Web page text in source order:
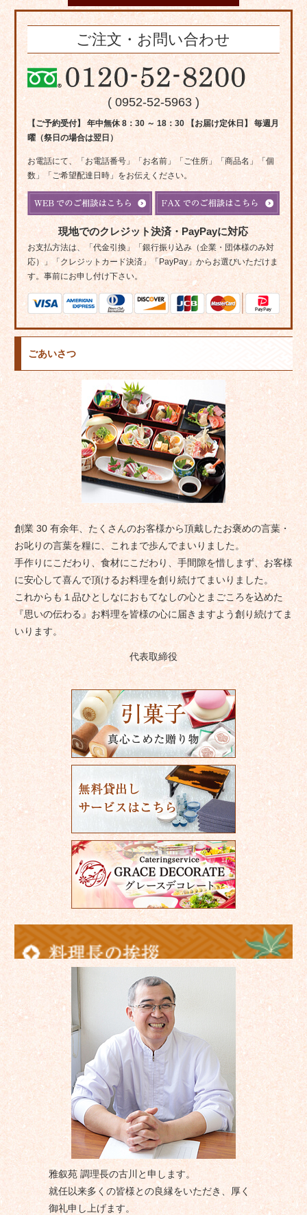
ご注文・お問い合わせ
( 0952-52-5963 )
【ご予約受付】 年中無休 8：30 ～ 18：30 【お届け定休日】 毎週月
曜（祭日の場合は翌日）
お電話にて、「お電話番号」「お名前」「ご住所」「商品名」「個
数」「ご希望配達日時」をお伝えください。
現地でのクレジット決済・PayPayに対応
お支払方法は、「代金引換」「銀行振り込み（企業・団体様のみ対
応）」「クレジットカード決済」「PayPay」からお選びいただけま
す。事前にお申し付け下さい。
ごあいさつ
創業 30 有余年、たくさんのお客様から頂戴したお褒めの言葉・
お叱りの言葉を糧に、これまで歩んでまいりました。
手作りにこだわり、食材にこだわり、手間隙を惜しまず、お客様
に安心して喜んで頂けるお料理を創り続けてまいりました。
これからも１品ひとしなにおもてなしの心とまごころを込めた
『思いの伝わる』お料理を皆様の心に届きますよう創り続けてま
いります。
代表取締役
雅叙苑 調理長の古川と申します。
就任以来多くの皆様との良縁をいただき、厚く
御礼申し上げます。